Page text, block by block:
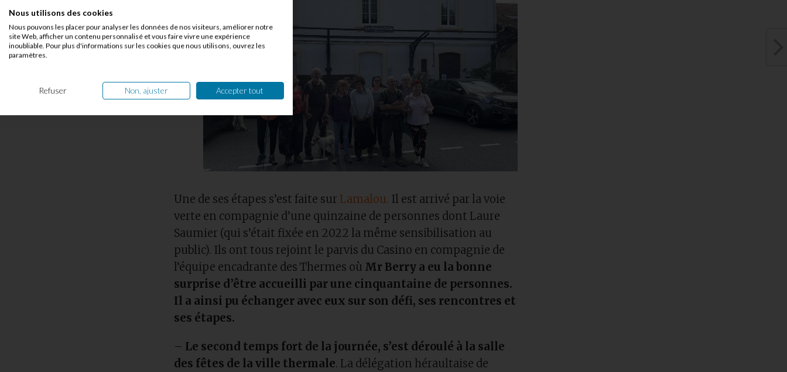
Une de ses étapes s’est faite sur Lamalou. Il est arrivé par la voie
verte en compagnie d’une quinzaine de personnes dont Laure
Saumier (qui s’était fixée en 2022 la même sensibilisation au
public). Ils ont tous rejoint le parvis du Casino en compagnie de
l’équipe encadrante des Thermes où Mr Berry a eu la bonne
surprise d’être accueilli par une cinquantaine de personnes.
Il a ainsi pu échanger avec eux sur son défi, ses rencontres et
ses étapes.
– Le second temps fort de la journée, s’est déroulé à la salle
des fêtes de la ville thermale. La délégation héraultaise de
Nous utilisons des cookies
Nous pouvons les placer pour analyser les données de nos visiteurs, améliorer notre
site Web, afficher un contenu personnalisé et vous faire vivre une expérience
inoubliable. Pour plus d'informations sur les cookies que nous utilisons, ouvrez les
paramètres.
Refuser Non, ajuster Accepter tout